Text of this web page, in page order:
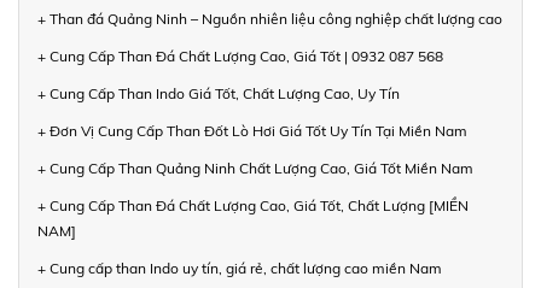
+ Than đá Quảng Ninh – Nguồn nhiên liệu công nghiệp chất lượng cao
+ Cung Cấp Than Đá Chất Lượng Cao, Giá Tốt | 0932 087 568
+ Cung Cấp Than Indo Giá Tốt, Chất Lượng Cao, Uy Tín
+ Đơn Vị Cung Cấp Than Đốt Lò Hơi Giá Tốt Uy Tín Tại Miền Nam
+ Cung Cấp Than Quảng Ninh Chất Lượng Cao, Giá Tốt Miền Nam
+ Cung Cấp Than Đá Chất Lượng Cao, Giá Tốt, Chất Lượng [MIỀN
NAM]
+ Cung cấp than Indo uy tín, giá rẻ, chất lượng cao miền Nam